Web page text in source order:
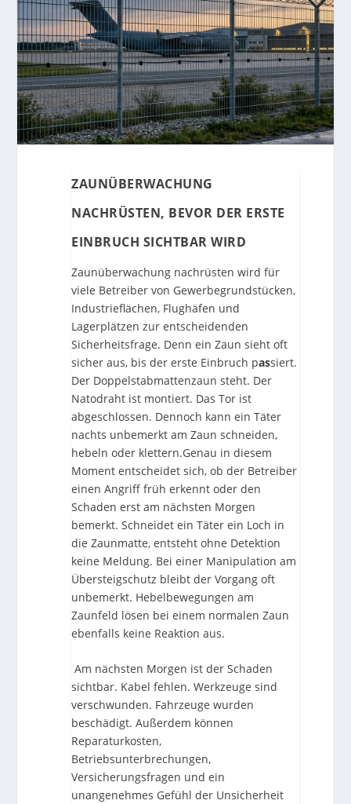
ZAUNÜBERWACHUNG
NACHRÜSTEN, BEVOR DER ERSTE
EINBRUCH SICHTBAR WIRD
Zaunüberwachung nachrüsten wird für
viele Betreiber von Gewerbegrundstücken,
Industrieflächen, Flughäfen und
Lagerplätzen zur entscheidenden
Sicherheitsfrage. Denn ein Zaun sieht oft
sicher aus, bis der erste Einbruch passiert.
Der Doppelstabmattenzaun steht. Der
Natodraht ist montiert. Das Tor ist
abgeschlossen. Dennoch kann ein Täter
nachts unbemerkt am Zaun schneiden,
hebeln oder klettern.Genau in diesem
Moment entscheidet sich, ob der Betreiber
einen Angriff früh erkennt oder den
Schaden erst am nächsten Morgen
bemerkt. Schneidet ein Täter ein Loch in
die Zaunmatte, entsteht ohne Detektion
keine Meldung. Bei einer Manipulation am
Übersteigschutz bleibt der Vorgang oft
unbemerkt. Hebelbewegungen am
Zaunfeld lösen bei einem normalen Zaun
ebenfalls keine Reaktion aus.
Am nächsten Morgen ist der Schaden
sichtbar. Kabel fehlen. Werkzeuge sind
verschwunden. Fahrzeuge wurden
beschädigt. Außerdem können
Reparaturkosten,
Betriebsunterbrechungen,
Versicherungsfragen und ein
unangenehmes Gefühl der Unsicherheit